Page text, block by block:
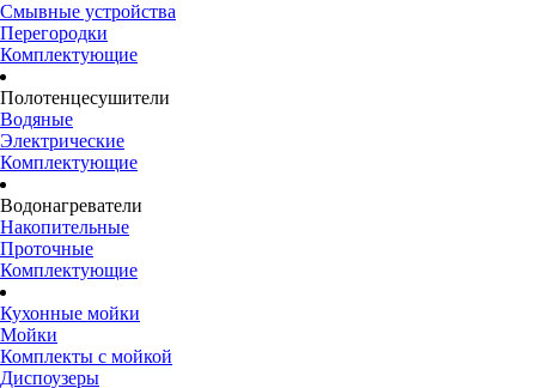
Смывные устройства
Перегородки
Комплектующие
Полотенцесушители
Водяные
Электрические
Комплектующие
Водонагреватели
Накопительные
Проточные
Комплектующие
Кухонные мойки
Мойки
Комплекты с мойкой
Диспоузеры